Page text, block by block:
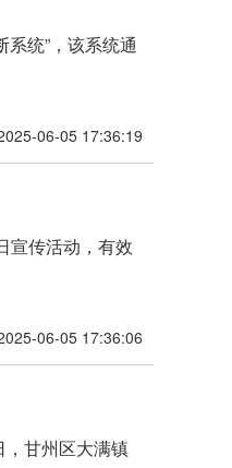
统”，该系统通
06-05 17:36:19
宣传活动，有效
06-05 17:36:06
甘州区大满镇